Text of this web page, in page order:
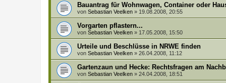
Bauantrag für Wohnwagen, Container oder
von Sebastian Veelken » 19.08.2008, 20:55
Vorgarten pflastern...
von Sebastian Veelken » 17.05.2008, 15:50
Urteile und Beschlüsse in NRWE finden
von Sebastian Veelken » 26.04.2008, 11:12
Gartenzaun und Hecke: Rechtsfragen am
von Sebastian Veelken » 24.04.2008, 18:51